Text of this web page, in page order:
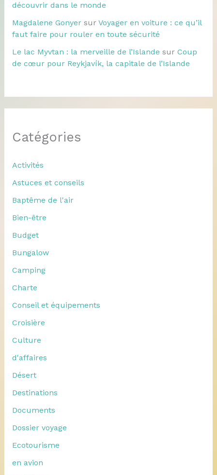
découvrir dans le monde
Magdalene Gonyersur Voyager en voiture : ce qu’il
faut faire pour rouler en toute sécurité
Le lac Myvtan : la merveille de l’Islande sur Coup
de cœur pour Reykjavík, la capitale de l’Islande
Catégories
Activités
Astuces et conseils
Baptême de l'air
Bien-être
Budget
Bungalow
Camping
Charte
Conseil et équipements
Croisière
Culture
d'affaires
Désert
Destinations
Documents
Dossier voyage
Ecotourisme
en avion